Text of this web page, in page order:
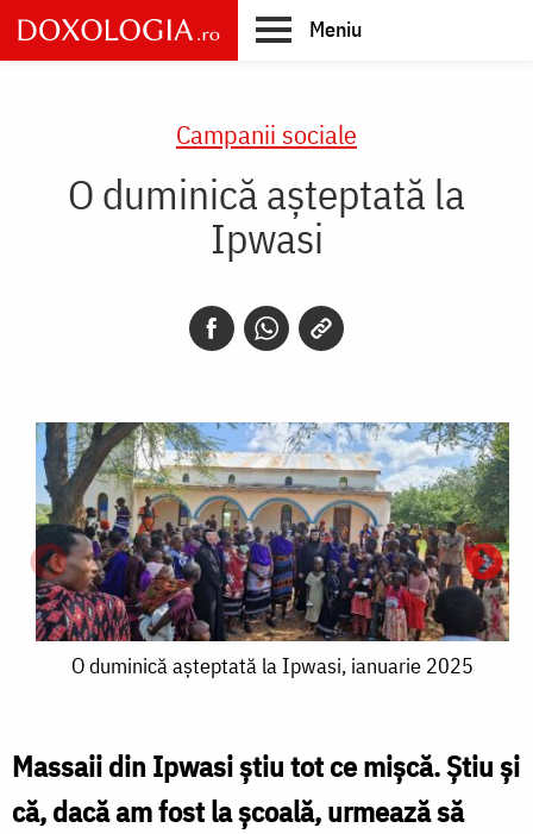
Skip
to
main
Meniu
Campanii sociale
O duminică așteptată la
Ipwasi
așteptată
la
O duminică așteptată la Ipwasi, ianuarie 2025
Massaii din Ipwasi știu tot ce mișcă. Știu și
că, dacă am fost la școală, urmează să